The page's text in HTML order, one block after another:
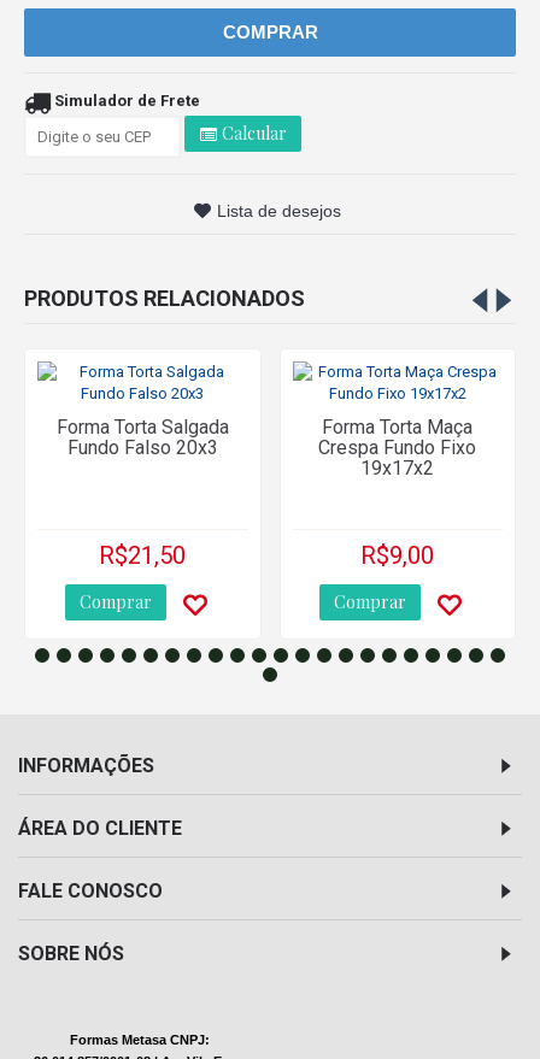
COMPRAR
Simulador de Frete
Calcular
Lista de desejos
PRODUTOS RELACIONADOS
Forma Torta Salgada
Fundo Falso 20x3
R$21,50
Comprar
Forma Torta Maça
Crespa Fundo Fixo
19x17x2
R$9,00
Comprar
INFORMAÇÕES
ÁREA DO CLIENTE
FALE CONOSCO
SOBRE NÓS
Formas Metasa CNPJ: